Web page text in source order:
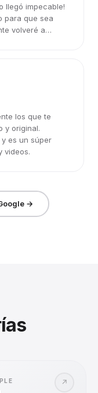
llegó impecable!
para que sea
volveré a
los que te
y original.
y es un súper
videos.
→
↗